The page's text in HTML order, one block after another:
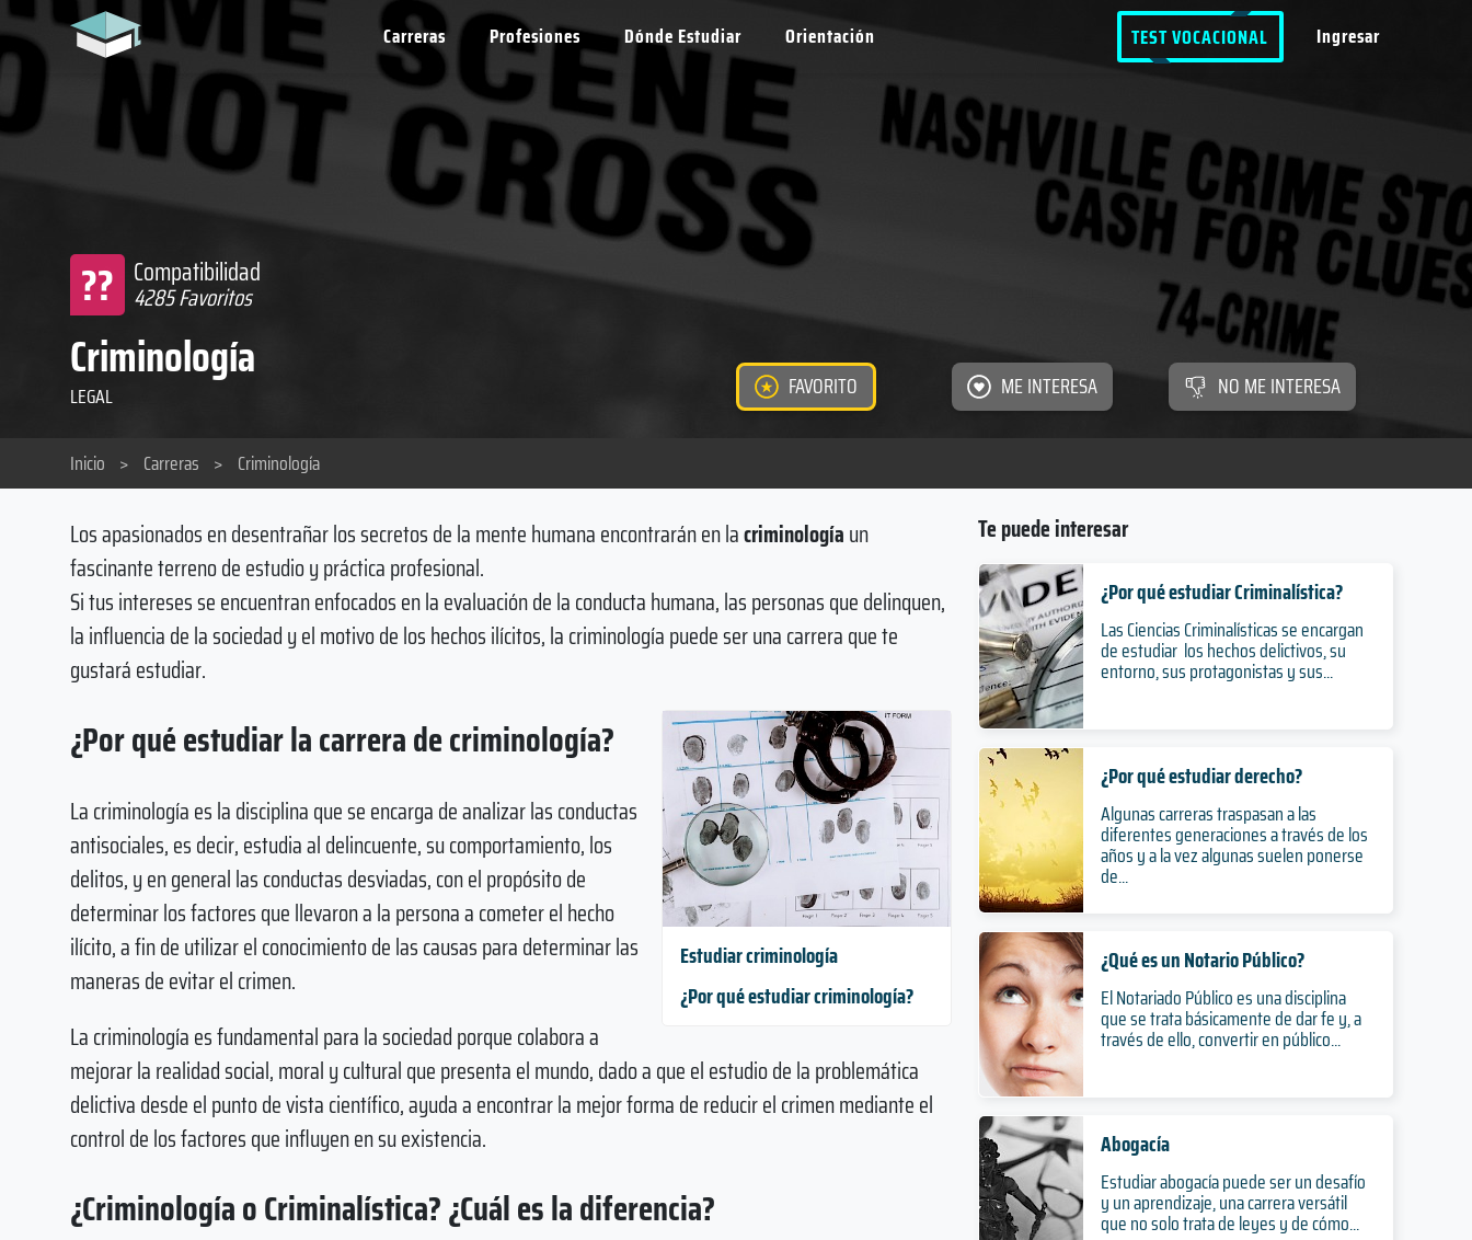
Carreras Profesiones Dónde Estudiar Orientación TEST VOCACIONAL Ingresar
Criminología
Compatibilidad
4285 Favoritos
??
LEGAL FAVORITO ME INTERESA NO ME INTERESA
Inicio > Carreras > Criminología
Los apasionados en desentrañar los secretos de la mente humana encontrarán en lacriminologíaun
fascinante terreno de estudio y práctica profesional.
Si tus intereses se encuentran enfocados en la evaluación de la conducta humana, las personas que delinquen,
la influencia de la sociedad y el motivo de los hechos ilícitos, la criminología puede ser una carrera que te
gustará estudiar.
Estudiar criminología
¿Por qué estudiar criminología?
¿Por qué estudiar la carrera de criminología?
La criminología es la disciplina que se encarga de analizar las conductas
antisociales, es decir, estudia al delincuente, su comportamiento, los
delitos, y en general las conductas desviadas, con el propósito de
determinar los factores que llevaron a la persona a cometer el hecho
ilícito, a fin de utilizar el conocimiento de las causas para determinar las
maneras de evitar el crimen.
La criminología es fundamental para la sociedad porque colabora a
mejorar la realidad social, moral y cultural que presenta el mundo, dado a que el estudio de la problemática
delictiva desde el punto de vista científico, ayuda a encontrar la mejor forma de reducir el crimen mediante el
control de los factores que influyen en su existencia.
¿Criminología o Criminalística? ¿Cuál es la diferencia?
Te puede interesar
¿Por qué estudiar Criminalística?
Las Ciencias Criminalísticas se encargan
de estudiar los hechos delictivos, su
entorno, sus protagonistas y sus...
¿Por qué estudiar derecho?
Algunas carreras traspasan a las
diferentes generaciones a través de los
años y a la vez algunas suelen ponerse
de...
¿Qué es un Notario Público?
El Notariado Público es una disciplina
que se trata básicamente de dar fe y, a
través de ello, convertir en público...
Abogacía
Estudiar abogacía puede ser un desafío
y un aprendizaje, una carrera versátil
que no solo trata de leyes y de cómo...